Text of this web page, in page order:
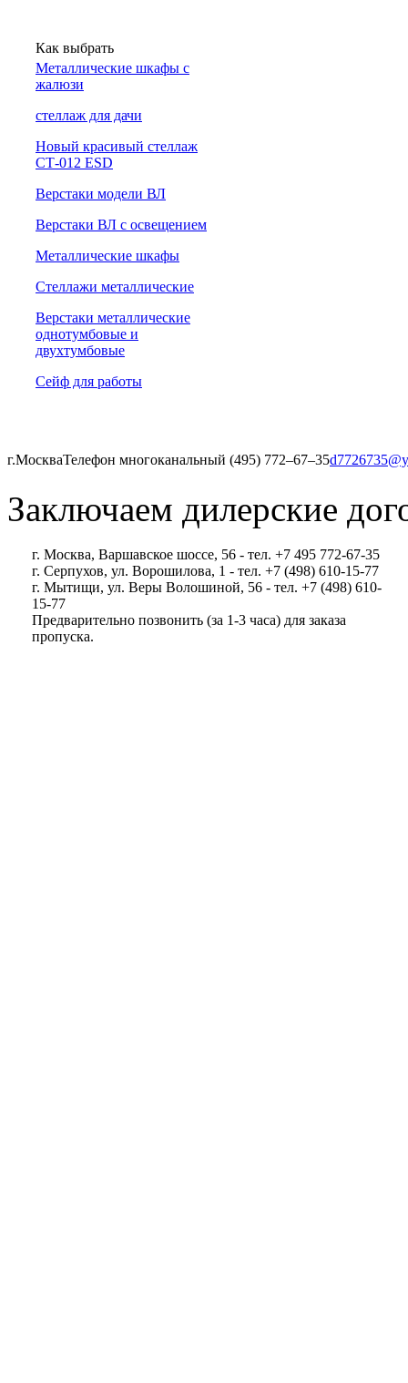
Как выбрать
Металлические шкафы с
жалюзи
cтеллаж для дачи
Новый красивый стеллаж
СТ-012 ESD
Верстаки модели ВЛ
Верстаки ВЛ с освещением
Металлические шкафы
Стеллажи металлические
Верстаки металлические
однотумбовые и
двухтумбовые
Сейф для работы
г.МоскваТелефон многоканальный (495) 772‒67‒35
Заключаем дилерские
г. Москва, Варшавское шоссе, 56 - тел. +7 495 772-67-35
г. Серпухов, ул. Ворошилова, 1 - тел. +7 (498) 610-15-77
г. Мытищи, ул. Веры Волошиной, 56 - тел. +7 (498) 610-
15-77
Предварительно позвонить (за 1-3 часа) для заказа
пропуска.